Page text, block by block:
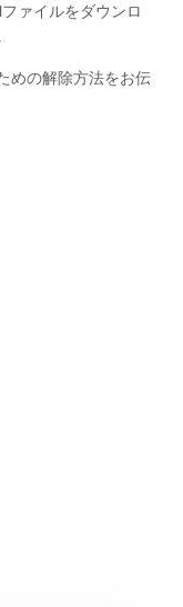
ァイルをダウンロ
めの解除方法をお伝